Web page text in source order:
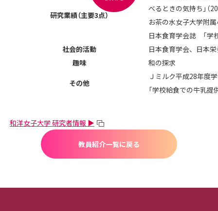
研究業績（主要3点）
べるときの気持ち」（
お茶の水女子大学附
日本食育学会誌 「学
社会的活動
日本食育学会、日本
趣味
和の探求
その他
Ｊミルク平成28年度
「学校給食での牛乳
和洋女子大学 研究者情報 ▶
教員紹介一覧に戻る